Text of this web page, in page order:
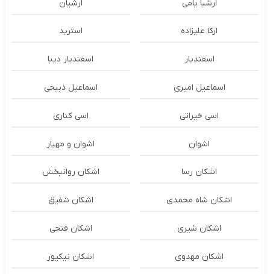
ارشیا یامی ارشیان
ارکا علیزاده استرید
اسفندیار اسفندیار دیبا
اسماعیل امیری اسماعیل ذبیحی
اسی خیراتی اسی کناری
اشوان اشوان و مهیار
اشکان رسا اشکان روانبخش
اشکان شاه محمدی اشکان شفیق
اشکان شیری اشکان فتحی
اشکان مهدوی اشکان نیکپور